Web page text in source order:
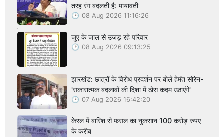
तरह रंग बदलती है: मायावती
08 Aug 2026 11:16:26
जुए के जाल से उजड़ रहे परिवार
08 Aug 2026 09:13:25
झारखंड: छात्रों के विरोध प्रदर्शन पर बोले हेमंत सोरेन-
'सकारात्मक बदलावों की दिशा में ठोस कदम उठाएंगे'
07 Aug 2026 16:42:20
केरल में बारिश से फसल का नुकसान 100 करोड़ रुपए
के करीब